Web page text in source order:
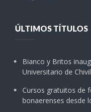
ÚLTIMOS TÍTULOS
Bianco y Britos
Universitario de
Cursos gratuitos de
bonaerenses desde